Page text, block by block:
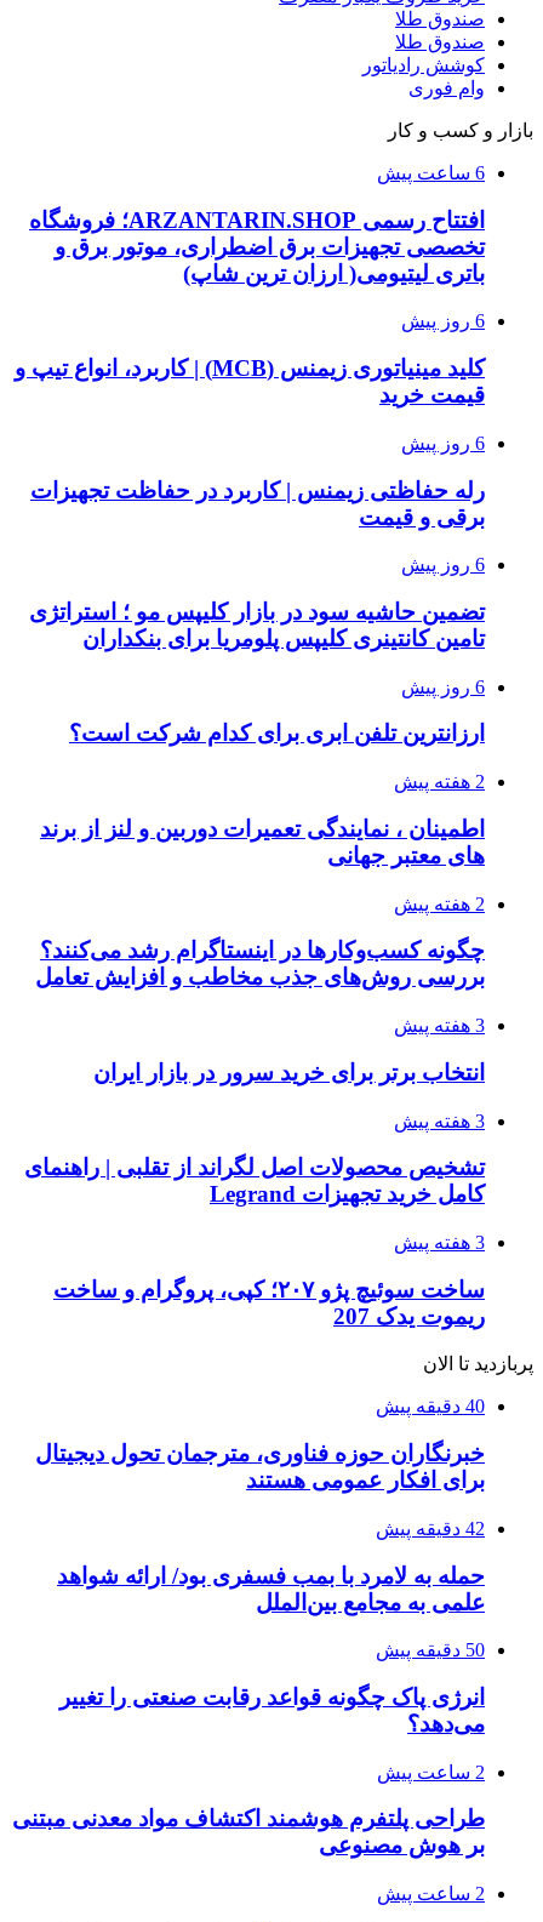
صندوق طلا
صندوق طلا
کوشش رادیاتور
وام فوری
بازار و کسب و کار
6 ساعت پیش
افتتاح رسمی ARZANTARIN.SHOP؛ فروشگاه
تخصصی تجهیزات برق اضطراری، موتور برق و
باتری لیتیومی( ارزان ترین شاپ)
6 روز پیش
کلید مینیاتوری زیمنس (MCB) | کاربرد، انواع تیپ و
قیمت خرید
6 روز پیش
رله حفاظتی زیمنس | کاربرد در حفاظت تجهیزات
برقی و قیمت
6 روز پیش
تضمین حاشیه سود در بازار کلیپس مو ؛ استراتژی
تامین کانتینری کلیپس پلومریا برای بنکداران
6 روز پیش
ارزانترین تلفن ابری برای کدام شرکت است؟
2 هفته پیش
اطمینان ، نمایندگی تعمیرات دوربین و لنز از برند
های معتبر جهانی
2 هفته پیش
چگونه کسب‌وکارها در اینستاگرام رشد می‌کنند؟
بررسی روش‌های جذب مخاطب و افزایش تعامل
3 هفته پیش
انتخاب برتر برای خرید سرور در بازار ایران
3 هفته پیش
تشخیص محصولات اصل لگراند از تقلبی | راهنمای
کامل خرید تجهیزات Legrand
3 هفته پیش
ساخت سوئیچ پژو ۲۰۷؛ کپی، پروگرام و ساخت
ریموت یدک 207
پربازدید تا الان
40 دقیقه پیش
خبرنگاران حوزه فناوری، مترجمان تحول دیجیتال
برای افکار عمومی هستند
42 دقیقه پیش
حمله به لامرد با بمب فسفری بود/ ارائه شواهد
علمی به مجامع بین‌الملل
50 دقیقه پیش
انرژی پاک چگونه قواعد رقابت صنعتی را تغییر
می‌دهد؟
2 ساعت پیش
طراحی پلتفرم هوشمند اکتشاف مواد معدنی مبتنی
بر هوش مصنوعی
2 ساعت پیش